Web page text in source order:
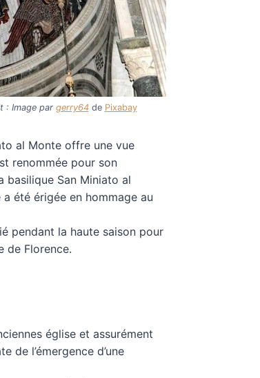
: Image par gerry64de Pixabay
al Monte offre une vue
renommée pour son
basilique San Miniato al
été érigée en hommage au
pendant la haute saison pour
de Florence.
église et assurément
de l’émergence d’une